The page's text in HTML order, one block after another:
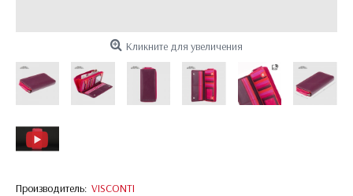
Кликните для увеличения
Производитель: VISCONTI